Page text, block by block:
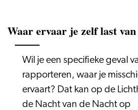
Waar ervaar je zelf last
Wil je een specifieke geval
rapporteren, waar je
ervaart? Dat kan op de
de Nacht van de Nacht op